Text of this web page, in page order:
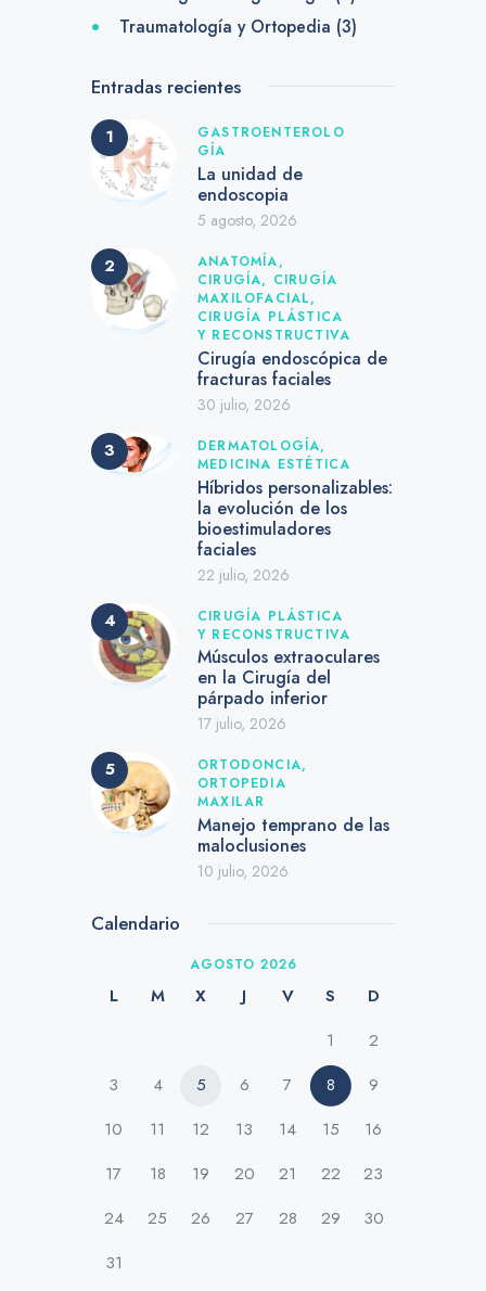
Traumatología y Ortopedia (3)
Entradas recientes
GASTROENTEROLO
GÍA
La unidad de
endoscopia
5 agosto, 2026
ANATOMÍA,
CIRUGÍA, CIRUGÍA
MAXILOFACIAL,
CIRUGÍA PLÁSTICA
Y RECONSTRUCTIVA
Cirugía endoscópica de
fracturas faciales
30 julio, 2026
DERMATOLOGÍA,
MEDICINA ESTÉTICA
Híbridos personalizables:
la evolución de los
bioestimuladores
faciales
22 julio, 2026
CIRUGÍA PLÁSTICA
Y RECONSTRUCTIVA
Músculos extraoculares
en la Cirugía del
párpado inferior
17 julio, 2026
ORTODONCIA,
ORTOPEDIA
MAXILAR
Manejo temprano de las
maloclusiones
10 julio, 2026
Calendario
AGOSTO 2026
L M X J V S
D
1
2
3
4 5 6 7 8
9
10
11 12 13 14 15
16
17
18 19 20 21 22
23
24
25 26 27 28 29
30
31